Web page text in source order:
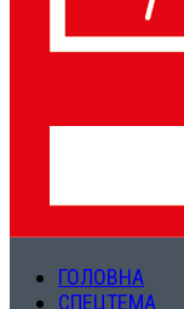
ГОЛОВНА
СПЕЦТЕМА